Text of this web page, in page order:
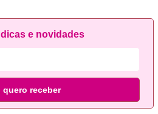
dicas e novidades
quero receber